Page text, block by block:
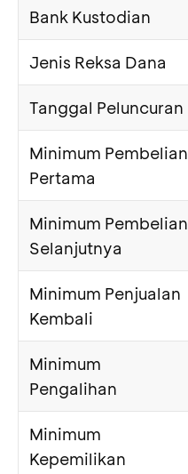
Bank Kustodian
Jenis Reksa Dana
Tanggal Peluncuran
Minimum Pembelian
Pertama
Minimum Pembelian
Selanjutnya
Minimum Penjualan
Kembali
Minimum
Pengalihan
Minimum
Kepemilikan